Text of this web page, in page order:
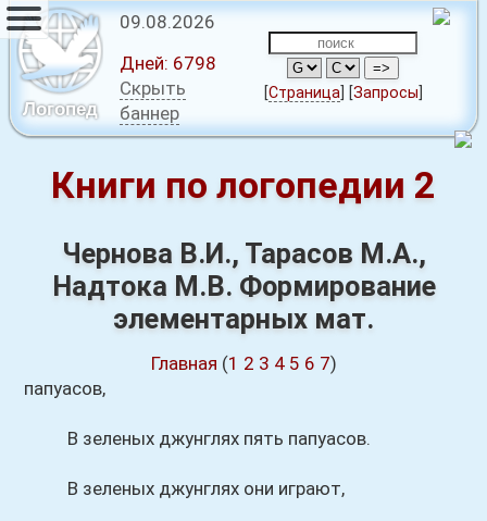
Логопед
09.08.2026
Дней: 6798
Скрыть
баннер
[Страница [Запросы
Книги по логопедии 2
Чернова В.И., Тарасов М.А.,
Надтока М.В. Формирование
элементарных мат.
Главная (1 2 3 4 5 6 7)
папуасов,
В зеленых джунглях пять папуасов.
В зеленых джунглях они играют,